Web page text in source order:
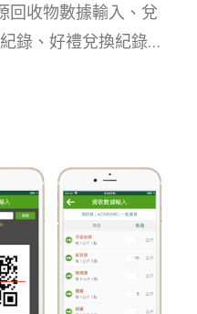
回收物數據輸入、兌
錄、好禮兌換紀錄…